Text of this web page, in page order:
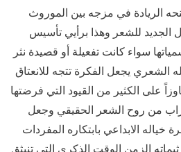
الريادة في مزجه بين الموروث
الجديد للشعر وهذا برأيي تأسيس
سواء كانت تفعيلة أو قصيدة نثر
الشعري يجعل الفكرة تتجه للانعتاق
على الكثير من القيود التي فرضتها
من روح الشعر الحقيقي وجعل
الابداعي بابتكاره المفردات
الزمن الوقت الذكرى التي تنبثق